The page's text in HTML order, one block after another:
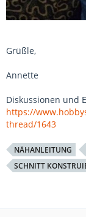
Grüßle,
Annette
Diskussionen und
https://
thread/1643
NÄHANLEITUNG
SCHNITT